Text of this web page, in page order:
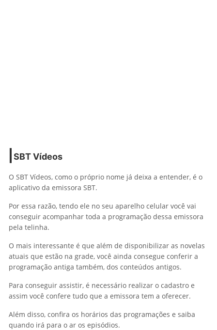
SBT Vídeos
O SBT Vídeos, como o próprio nome já deixa a entender, é o
aplicativo da emissora SBT.
Por essa razão, tendo ele no seu aparelho celular você vai
conseguir acompanhar toda a programação dessa emissora
pela telinha.
O mais interessante é que além de disponibilizar as novelas
atuais que estão na grade, você ainda consegue conferir a
programação antiga também, dos conteúdos antigos.
Para conseguir assistir, é necessário realizar o cadastro e
assim você confere tudo que a emissora tem a oferecer.
Além disso, confira os horários das programações e saiba
quando irá para o ar os episódios.